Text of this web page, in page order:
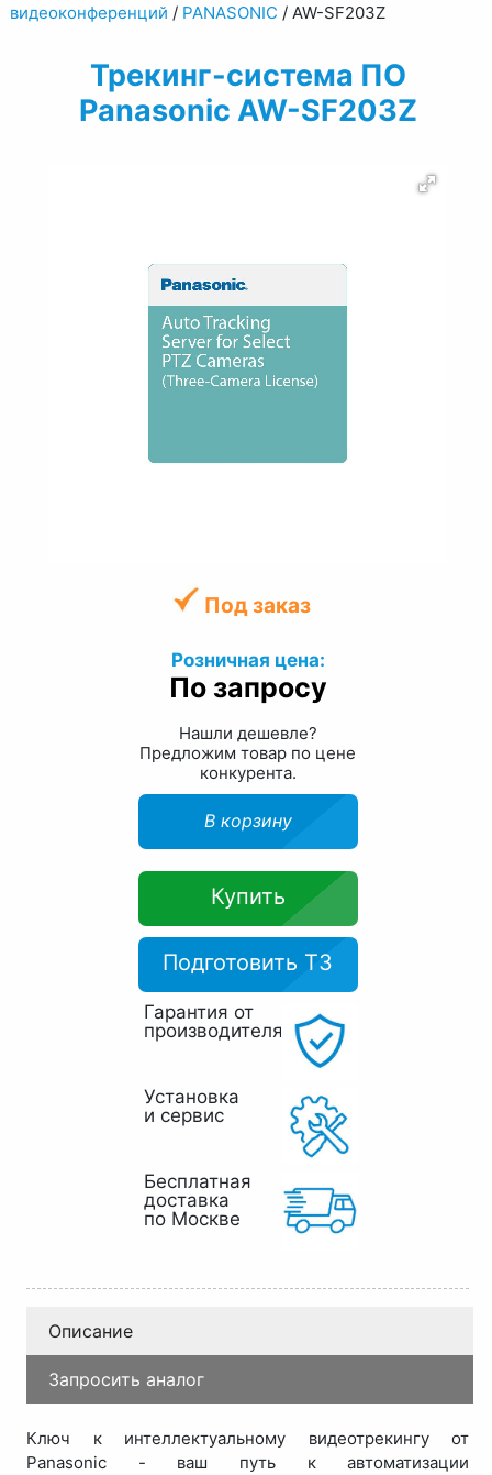
видеоконференций / PANASONIC / AW-SF203Z
Трекинг-система ПО
Panasonic AW-SF203Z
Под заказ
Розничная цена:
По запросу
Нашли дешевле?
Предложим товар по цене
конкурента.
В корзину
Купить
Подготовить ТЗ
Гарантия от
производителя
Установка
и сервис
Бесплатная
доставка
по Москве
Описание
Запросить аналог
Ключ к интеллектуальному видеотрекингу от
Panasonic - ваш путь к автоматизации